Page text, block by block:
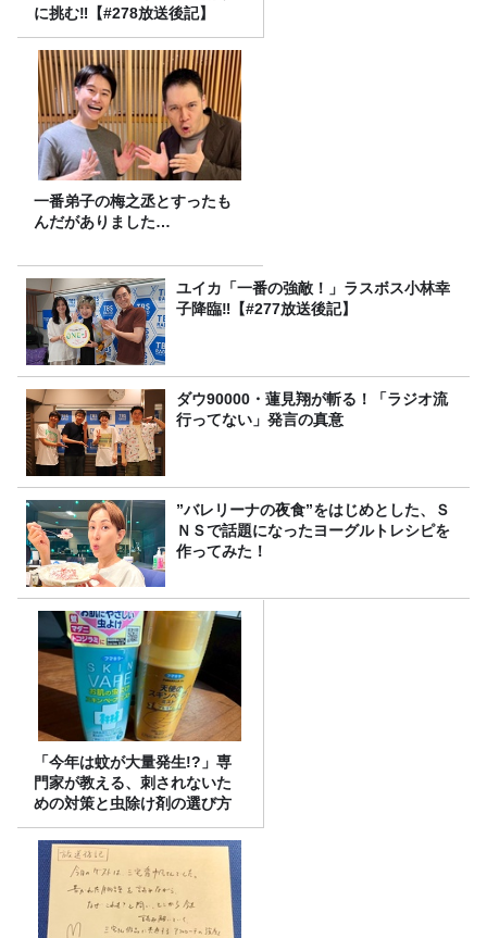
に挑む‼【#278放送後記】
一番弟子の梅之丞とすったも
んだがありました…
ユイカ「一番の強敵！」ラスボス小林幸
子降臨‼【#277放送後記】
ダウ90000・蓮見翔が斬る！「ラジオ流
行ってない」発言の真意
”バレリーナの夜食”をはじめとした、Ｓ
ＮＳで話題になったヨーグルトレシピを
作ってみた！
「今年は蚊が大量発生!?」専
門家が教える、刺されないた
めの対策と虫除け剤の選び方